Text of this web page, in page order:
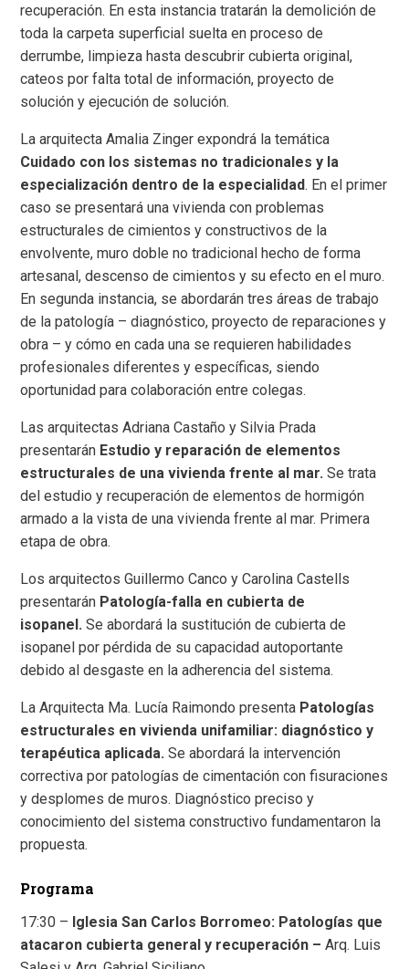
recuperación. En esta instancia tratarán la demolición de
toda la carpeta superficial suelta en proceso de
derrumbe, limpieza hasta descubrir cubierta original,
cateos por falta total de información, proyecto de
solución y ejecución de solución.
La arquitecta Amalia Zinger expondrá la temática
Cuidado con los sistemas no tradicionales y la
especialización dentro de la especialidad. En el primer
caso se presentará una vivienda con problemas
estructurales de cimientos y constructivos de la
envolvente, muro doble no tradicional hecho de forma
artesanal, descenso de cimientos y su efecto en el muro.
En segunda instancia, se abordarán tres áreas de trabajo
de la patología – diagnóstico, proyecto de reparaciones y
obra – y cómo en cada una se requieren habilidades
profesionales diferentes y específicas, siendo
oportunidad para colaboración entre colegas.
Las arquitectas Adriana Castaño y Silvia Prada
presentarán Estudio y reparación de elementos
estructurales de una vivienda frente al mar.Se trata
del estudio y recuperación de elementos de hormigón
armado a la vista de una vivienda frente al mar. Primera
etapa de obra.
Los arquitectos Guillermo Canco y Carolina Castells
presentarán Patología-falla en cubierta de
isopanel.Se abordará la sustitución de cubierta de
isopanel por pérdida de su capacidad autoportante
debido al desgaste en la adherencia del sistema.
La Arquitecta Ma. Lucía Raimondo presenta Patologías
estructurales en vivienda unifamiliar: diagnóstico y
terapéutica aplicada. Se abordará la intervención
correctiva por patologías de cimentación con fisuraciones
y desplomes de muros. Diagnóstico preciso y
conocimiento del sistema constructivo fundamentaron la
propuesta.
Programa
17:30 – Iglesia San Carlos Borromeo: Patologías que
atacaron cubierta general y recuperación –Arq. Luis